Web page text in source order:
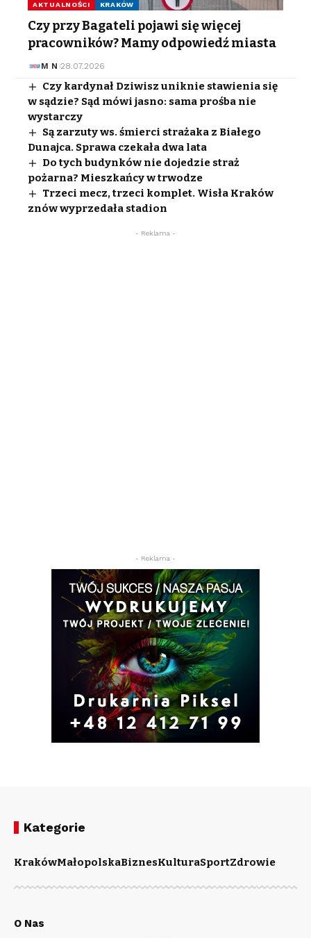
AKTUALNOŚCI KRAKÓW
Czy przy Bagateli pojawi się więcej
pracowników? Mamy odpowiedź miasta
M N 28.07.2026
Czy kardynał Dziwisz uniknie stawienia się
w sądzie? Sąd mówi jasno: sama prośba nie
wystarczy
Są zarzuty ws. śmierci strażaka z Białego
Dunajca. Sprawa czekała dwa lata
Do tych budynków nie dojedzie straż
pożarna? Mieszkańcy w trwodze
Trzeci mecz, trzeci komplet. Wisła Kraków
znów wyprzedała stadion
- Reklama -
- Reklama -
Kategorie
KrakówMałopolskaBiznesKulturaSportZdrowie
O Nas